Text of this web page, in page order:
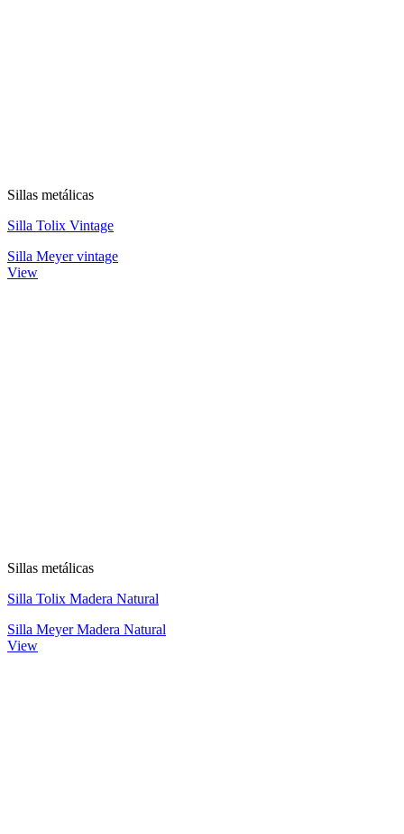
Sillas metálicas
Silla Tolix Vintage
Silla Meyer vintage
View
Sillas metálicas
Silla Tolix Madera Natural
Silla Meyer Madera Natural
View